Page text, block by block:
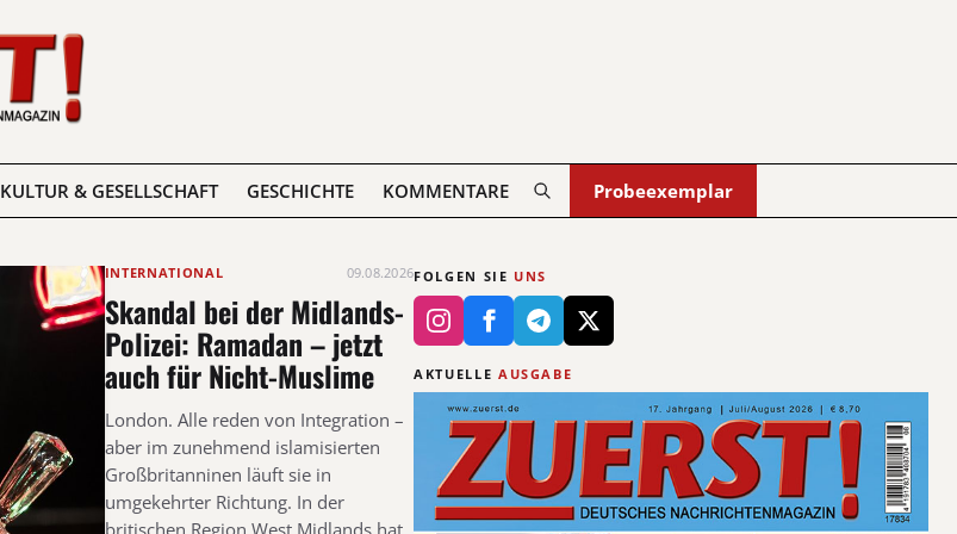
KULTUR & GESELLSCHAFT GESCHICHTE KOMMENTARE Probeexemplar
INTERNATIONAL 09.08.2026
Skandal bei der Midlands-
Polizei: Ramadan – jetzt
auch für Nicht-Muslime
London. Alle reden von Integration –
aber im zunehmend islamisierten
Großbritanninen läuft sie in
umgekehrter Richtung. In der
FOLGEN SIE UNS
AKTUELLE AUSGABE